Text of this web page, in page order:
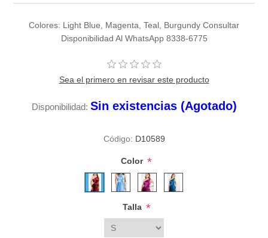
Colores: Light Blue, Magenta, Teal, Burgundy Consultar
Disponibilidad Al WhatsApp 8338-6775
Sea el primero en revisar este producto
Disponibilidad: Sin existencias (Agotado)
Código: D10589
Color *
Talla *